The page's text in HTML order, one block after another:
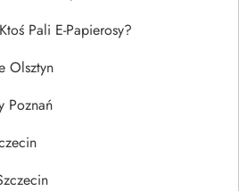
Pali E-Papierosy?
Olsztyn
Poznań